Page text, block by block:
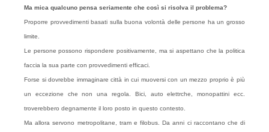
Ma mica qualcuno pensa seriamente che così si risolva il problema?
Proporre provvedimenti basati sulla buona volontà delle persone ha un grosso
limite.
Le persone possono rispondere positivamente, ma si aspettano che la politica
faccia la sua parte con provvedimenti efficaci.
Forse si dovrebbe immaginare città in cui muoversi con un mezzo proprio è più
un eccezione che non una regola. Bici, auto elettrche, monopattini ecc.
troverebbero degnamente il loro posto in questo contesto.
Ma allora servono metropolitane, tram e filobus. Da anni ci raccontano che di